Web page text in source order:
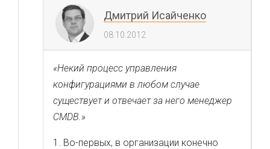
Дмитрий Исайченко
08.10.2012
«Некий процесс управления
конфигурациями в любом случае
существует и отвечает за него менеджер
CMDB.»
1. Во-первых, в организации конечно